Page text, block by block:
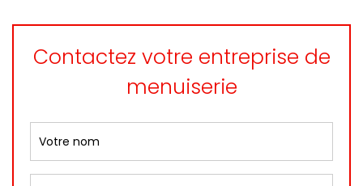
Contactez votre entreprise de
menuiserie